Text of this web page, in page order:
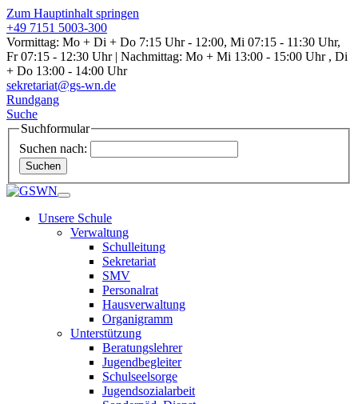
Zum Hauptinhalt springen
+49 7151 5003-300
Vormittag: Mo + Di + Do 7:15 Uhr - 12:00, Mi 07:15 - 11:30 Uhr,
Fr 07:15 - 12:30 Uhr | Nachmittag: Mo + Mi 13:00 - 15:00 Uhr , Di
+ Do 13:00 - 14:00 Uhr
sekretariat@gs-wn.de
Rundgang
Suche
Suchformular
Suchen nach:
Suchen
Unsere Schule
Verwaltung
Schulleitung
Sekretariat
SMV
Personalrat
Hausverwaltung
Organigramm
Unterstützung
Beratungslehrer
Jugendbegleiter
Schulseelsorge
Jugendsozialarbeit